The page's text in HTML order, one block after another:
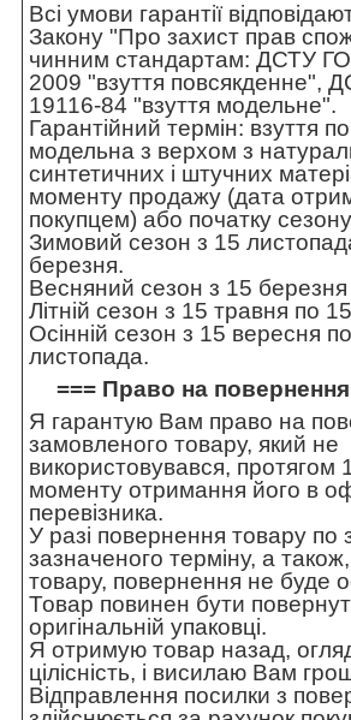
Всі умови гарантії
Закону "Про захист прав
чинним стандартам: ДСТУ
2009 "взуття повсякденне",
19116-84 "взуття модельне".
Гарантійний термін: взуття
модельна з верхом з
синтетичних і штучних
моменту продажу (дата
покупцем) або початку
Зимовий сезон з 15
березня.
Весняний сезон з 15
Літній сезон з 15 травня по
Осінній сезон з 15 вересня
листопада.
=== Право на
Я гарантую Вам право на
замовленого товару, який не
використовувався, протягом
моменту отримання його в
перевізника.
У разі повернення товару по
зазначеного терміну, а
товару, повернення не буде
Товар повинен бути
оригінальній упаковці.
Я отримую товар назад,
цілісність, і висилаю Вам
Відправлення посилки з